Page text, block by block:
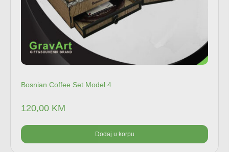
Bosnian Coffee Set Model 4
120,00 KM
Dodaj u korpu